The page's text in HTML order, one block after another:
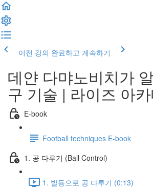
이전 강의 완료하고 계속하기
데얀 다먀노비치가
구 기술 | 라이즈 아
E-book
Football techniques E-book
1. 공 다루기 (Ball Control)
1. 발등으로 공 다루기 (0:13)